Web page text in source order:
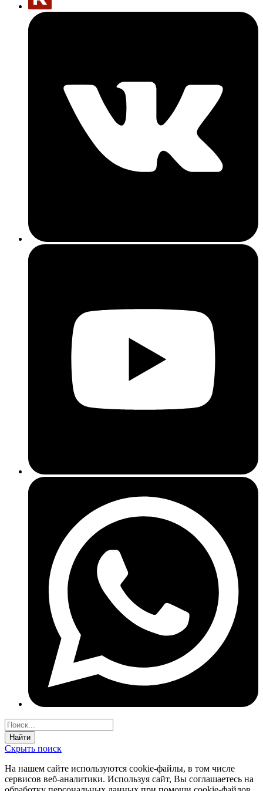
Найти
Скрыть поиск
На нашем сайте используются соokie-файлы, в том числе
сервисов веб-аналитики. Используя сайт, Вы соглашаетесь на